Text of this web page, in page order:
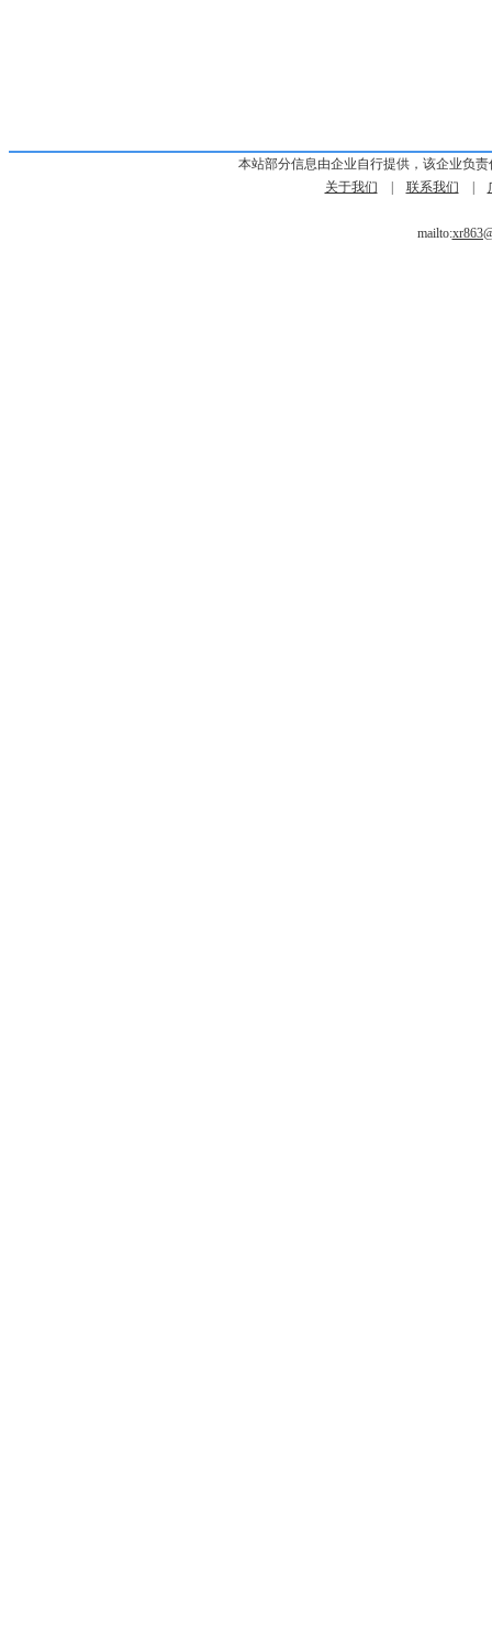
本站部分信息由企业自行提供，该企业负
关于我们
联系我们
mailto: